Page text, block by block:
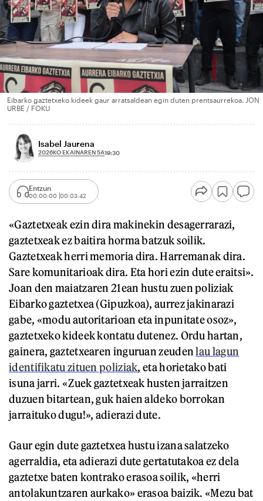
Eibarko gaztetxeko kideek gaur arratsaldean egin duten prentsaurrekoa. JON
URBE / FOKU
Isabel Jaurena
2026KO EKAINAREN 5A19:30
Entzun
00:00:00 00:03:42
«Gaztetxeak ezin dira makinekin desagerrarazi,
gaztetxeak ez baitira horma batzuk soilik.
Gaztetxeak herri memoria dira. Harremanak dira.
Sare komunitarioak dira. Eta hori ezin dute eraitsi».
Joan den maiatzaren 21ean hustu zuen poliziak
Eibarko gaztetxea (Gipuzkoa), aurrez jakinarazi
gabe, «modu autoritarioan eta inpunitate osoz»,
gaztetxeko kideek kontatu dutenez. Ordu hartan,
gainera, gaztetxearen inguruan zeudenlau lagun
identifikatu zituen poliziak, eta horietako bati
isuna jarri. «Zuek gaztetxeak husten jarraitzen
duzuen bitartean, guk haien aldeko borrokan
jarraituko dugu!», adierazi dute.
Gaur egin dute gaztetxea hustu izana salatzeko
agerraldia, eta adierazi dute gertatutakoa ez dela
gaztetxe baten kontrako erasoa soilik, «herri
antolakuntzaren aurkako» erasoa baizik. «Mezu bat